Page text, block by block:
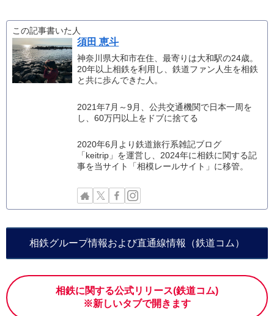
この記事書いた人
須田 恵斗
神奈川県大和市在住、最寄りは大和駅の24歳。
20年以上相鉄を利用し、鉄道ファン人生を相鉄
と共に歩んできた人。
2021年7月～9月、公共交通機関で日本一周を
し、60万円以上をドブに捨てる
2020年6月より鉄道旅行系雑記ブログ
「keitrip」を運営し、2024年に相鉄に関する記
事を当サイト「相模レールサイト」に移管。
相鉄グループ情報および直通線情報（鉄道コム）
相鉄に関する公式リリース(鉄道コム)
※新しいタブで開きます